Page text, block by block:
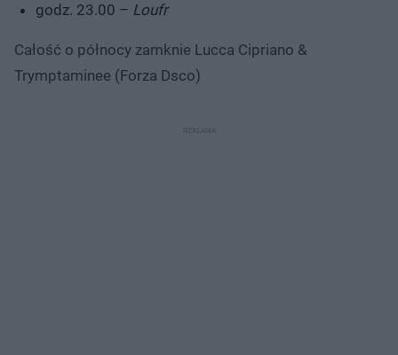
godz. 23.00 – Loufr
Całość o północy zamknie Lucca Cipriano &
Trymptaminee (Forza Dsco)